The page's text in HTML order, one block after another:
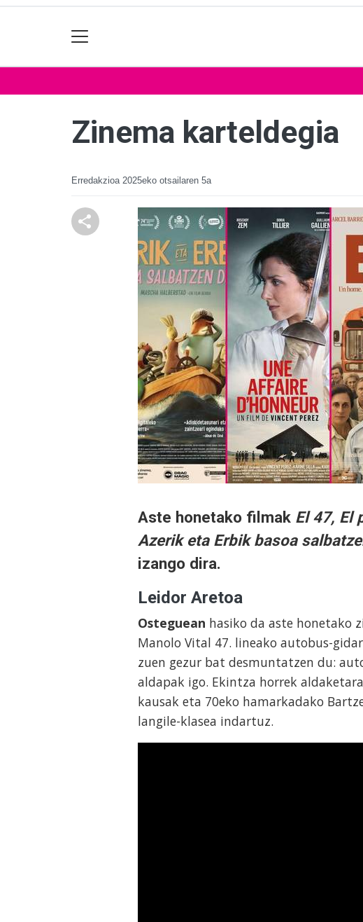
Zinema karteldegia
Erredakzioa 2025eko otsailaren 5a
Aste honetako filmak El 47, El
Azerik eta Erbik basoa
izango dira.
Leidor Aretoa
Osteguean hasiko da aste honetako
Manolo Vital 47. lineako autobus-
zuen gezur bat desmuntatzen du:
aldapak igo. Ekintza horrek
kausak eta 70eko hamarkadako
langile-klasea indartuz.